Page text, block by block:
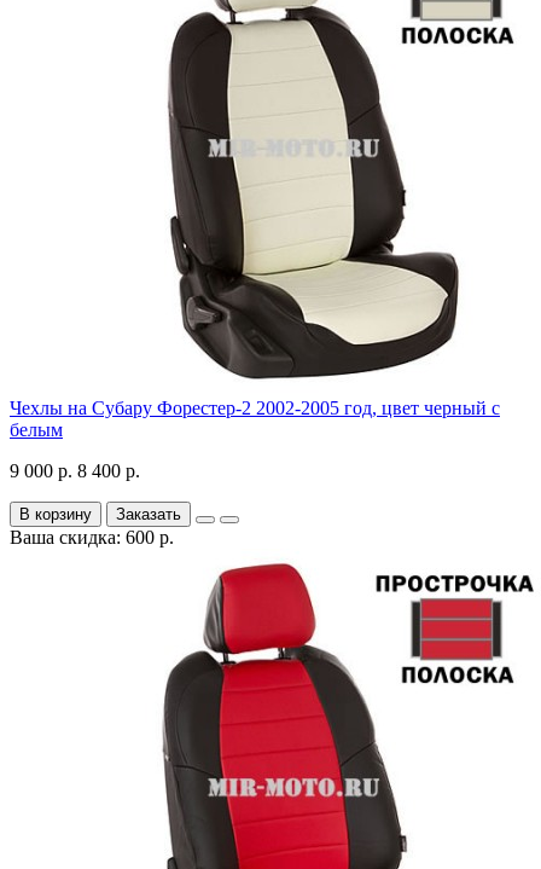
Чехлы на Субару Форестер-2 2002-2005 год, цвет черный с
белым
9 000 р. 8 400 р.
В корзину Заказать
Ваша скидка: 600 р.